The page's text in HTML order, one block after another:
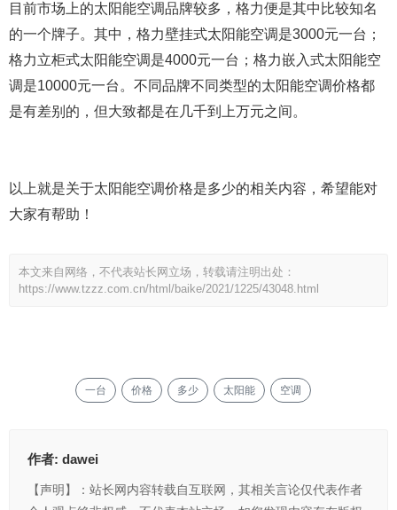
目前市场上的太阳能空调品牌较多，格力便是其中比较知名
的一个牌子。其中，格力壁挂式太阳能空调是3000元一台；
格力立柜式太阳能空调是4000元一台；格力嵌入式太阳能空
调是10000元一台。不同品牌不同类型的太阳能空调价格都
是有差别的，但大致都是在几千到上万元之间。
以上就是关于太阳能空调价格是多少的相关内容，希望能对
大家有帮助！
本文来自网络，不代表站长网立场，转载请注明出处：
https://www.tzzz.com.cn/html/baike/2021/1225/43048.html
一台 价格 多少 太阳能 空调
作者: dawei
【声明】：站长网内容转载自互联网，其相关言论仅代表作者